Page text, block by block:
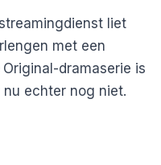
liet
met een
dramaserie is
echter nog niet.